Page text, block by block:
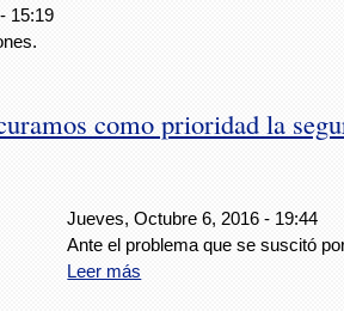
15:19
como prioridad la
Jueves, Octubre 6, 2016 - 19:44
Ante el problema que se suscitó
Leer más